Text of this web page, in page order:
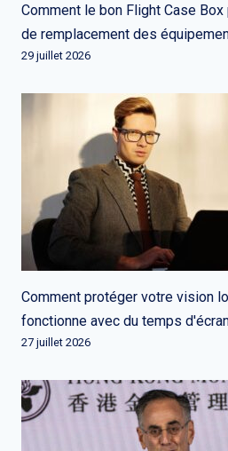
Comment le bon Flight Case
de remplacement des
29 juillet 2026
Comment protéger votre vision
fonctionne avec du temps
27 juillet 2026